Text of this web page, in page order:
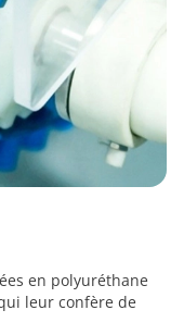
en polyuréthane
leur confère de